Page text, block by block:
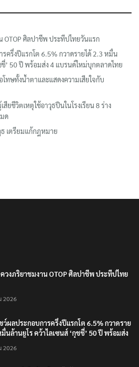
OTOP ศิลปาชีพ ประทีปไทยวันแรก
ครึ่งปีแรกโต 6.5% กวาดรายได้ 2.3 หมื่น
ชี่’ 50 ปี พร้อมส่ง 4 แบรนด์ใหม่บุกตลาดไทย
โทษทั้งน้ำตาและแสดงความเสียใจกับ
ยชีวิตเหตุใช้อาวุธปืนในโรงเรียน 8 ร่าง
ด
เตรียมแก้กฎหมาย
ควงภริยาชมงาน OTOP ศิลปาชีพ ประทีปไทย
2026
ว์ผลประกอบการครึ่งปีแรกโต 6.5% กวาดราย
นล้านยูโร คว้าไลเซนส์ ‘กุชชี่’ 50 ปี พร้อมส่ง
2026